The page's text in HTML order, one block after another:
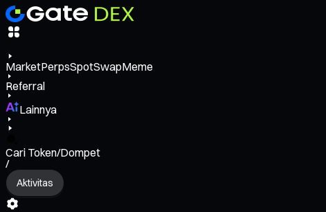
MarketPerpsSpotSwapMeme
Referral
Lainnya
Cari Token/Dompet
/
Aktivitas